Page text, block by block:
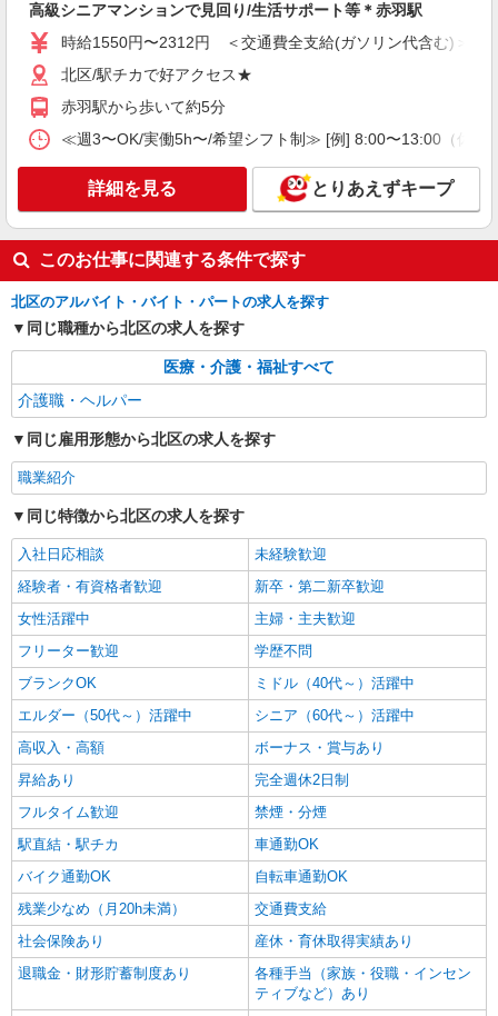
キープ 詳細を見る
派遣社員
株式会社kotrio /●SW-H1-2116889
赤羽駅＊グループホームSTAFF＊生活のサポ
ート業務を担当
通費全支給(ガソリン代含む)＞
北区 来社不要/履歴書不要♪
キープ
派遣社員
株式会社kotrio /●SW-H1-2116810
十条駅＊グループホームSTAFF＊生活のサポ
ート業務を担当
北区 来社不要/履歴書不要♪
詳細を見る
職業紹介
株式会社kotrio /●SW-S-2097680
≪東十条駅≫障がい者支援員さん募集★送
迎・軽作業の見守りなど
【正社員】月給240,000〜400,000円 ・基本
給：200,000円〜220,000円 ・資格手当：10,000〜
30,000円 ・役職手当：10,000〜70,000円 ・処遇改
善手当：20,000〜60,000円（勤続年数、保有資格
により変動） ・固定残業手当：20,000円（10時
間） ※固定残業時間を超過する場合には超過勤務
手当として別途支給 ・夜勤手当：10,000円/1回
（上記給与とは別に支給） 下記資格をお持ちの方
歓迎 ・認知症介護基礎研修 ・初任者研修 ・実務
者研修 ・介護福祉士 など
東京都北区
詳細を見る
高級シニアマンションで見回り/生活サポート等＊赤羽駅
時給1550円〜2312円 ＜交通費全支給(ガソリン代含む)＞
北区/駅チカで好アクセス★
赤羽駅から歩いて約5分
≪週3〜OK/実働5h〜/希望シフト制≫ [例] 8:00〜13:00（休憩
詳細を見る とりあえずキープ
このお仕事に関連する条件で探す
北区のアルバイト・バイト・パートの求人を探す
同じ職種から北区の求人を探す
医療・介護・福祉すべて
介護職・ヘルパー
同じ雇用形態から北区の求人を探す
職業紹介
同じ特徴から北区の求人を探す
入社日応相談
未経験歓迎
経験者・有資格者歓迎
新卒・第二新卒歓迎
女性活躍中
主婦・主夫歓迎
フリーター歓迎
学歴不問
ブランクOK
ミドル（40代～）活躍中
エルダー（50代～）活躍中
シニア（60代～）活躍中
高収入・高額
ボーナス・賞与あり
昇給あり
完全週休2日制
フルタイム歓迎
禁煙・分煙
駅直結・駅チカ
車通勤OK
バイク通勤OK
自転車通勤OK
残業少なめ（月20h未満）
交通費支給
社会保険あり
産休・育休取得実績あり
退職金・財形貯蓄制度あり
各種手当（家族・役職・インセン
ティブなど）あり